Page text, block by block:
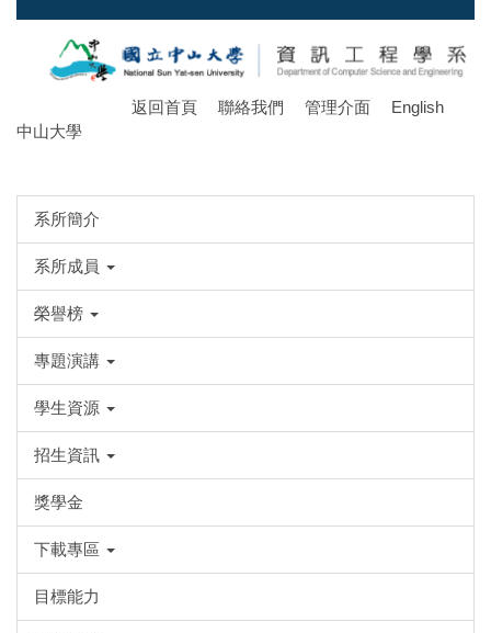
跳
容
返回首頁 聯絡我們 管理介面 English
中山大學
系所簡介
系所成員
榮譽榜
專題演講
學生資源
招生資訊
獎學金
下載專區
目標能力